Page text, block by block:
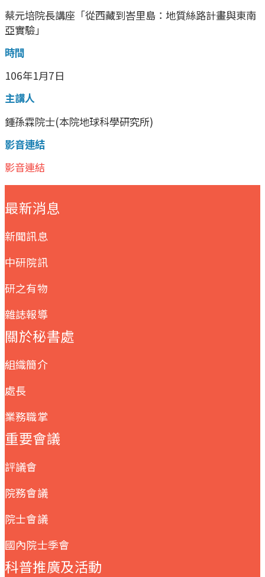
蔡元培院長講座「從西藏到峇里島：地質絲路計畫與東南
亞實驗」
時間
106年1月7日
主講人
鍾孫霖院士(本院地球科學研究所)
影音連結
影音連結
最新消息
新聞訊息
中研院訊
研之有物
雜誌報導
關於秘書處
組織簡介
處長
業務職掌
重要會議
評議會
院務會議
院士會議
國內院士季會
科普推廣及活動